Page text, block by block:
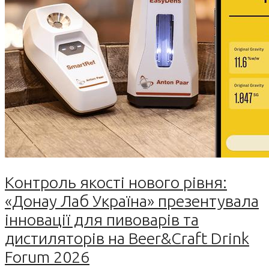
Контроль якості нового рівня:
«Донау Лаб Україна» презентувала
інновації для пивоварів та
дистиляторів на Beer&Craft Drink
Forum 2026